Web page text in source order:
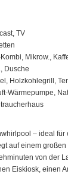
TV
Mikrow.,
Dusche
Holzkohlegrill,
Wärmepumpe,
– ideal für
auf einem
von der
Eiskiosk, einen